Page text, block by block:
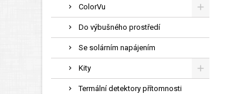
ColorVu
Do výbušného prostředí
Se solárním napájením
Kity
Termální detektory přítomnosti